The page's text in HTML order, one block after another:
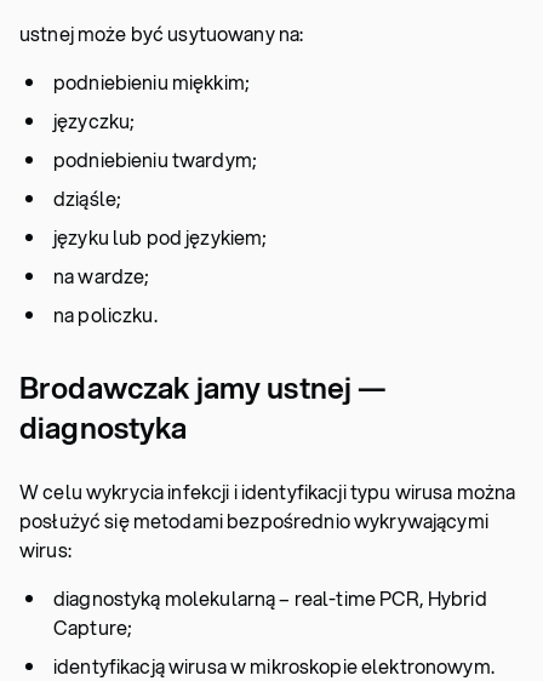
ustnej może być usytuowany na:
podniebieniu miękkim;
języczku;
podniebieniu twardym;
dziąśle;
języku lub pod językiem;
na wardze;
na policzku.
Brodawczak jamy ustnej —
diagnostyka
W celu wykrycia infekcji i identyfikacji typu wirusa można
posłużyć się metodami bezpośrednio wykrywającymi
wirus:
diagnostyką molekularną – real-time PCR, Hybrid
Capture;
identyfikacją wirusa w mikroskopie elektronowym.